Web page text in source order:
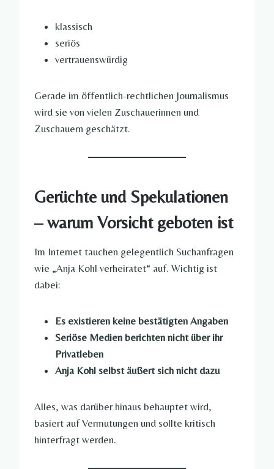
klassisch
seriös
vertrauenswürdig
Gerade im öffentlich-rechtlichen Journalismus
wird sie von vielen Zuschauerinnen und
Zuschauern geschätzt.
Gerüchte und Spekulationen
– warum Vorsicht geboten ist
Im Internet tauchen gelegentlich Suchanfragen
wie „Anja Kohl verheiratet“ auf. Wichtig ist
dabei:
Es existieren keine bestätigten Angaben
Seriöse Medien berichten nicht über ihr
Privatleben
Anja Kohl selbst äußert sich nicht dazu
Alles, was darüber hinaus behauptet wird,
basiert auf Vermutungen und sollte kritisch
hinterfragt werden.